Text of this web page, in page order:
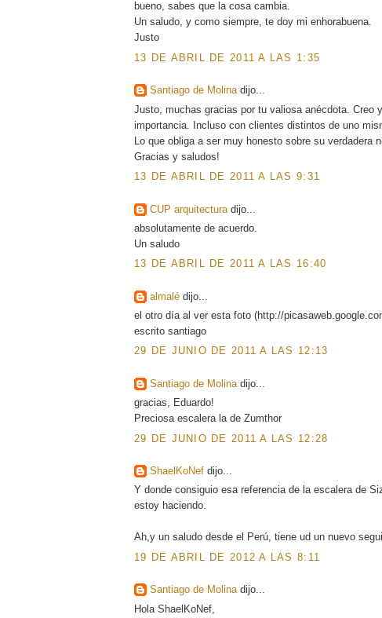
bueno, sabes que la cosa cambia.
Un saludo, y como siempre, te doy mi enhorabuena.
Justo
13 DE ABRIL DE 2011 A LAS 1:35
Santiago de Molinadijo...
Justo, muchas gracias por tu valiosa anécdota.
importancia. Incluso con clientes distintos de uno
Lo que obliga a ser muy honesto sobre su verdadera
Gracias y saludos!
13 DE ABRIL DE 2011 A LAS 9:31
CUP arquitecturadijo...
absolutamente de acuerdo.
Un saludo
13 DE ABRIL DE 2011 A LAS 16:40
almalédijo...
el otro día al ver esta foto (http://
escrito santiago
29 DE JUNIO DE 2011 A LAS 12:13
Santiago de Molinadijo...
gracias, Eduardo!
Preciosa escalera la de Zumthor
29 DE JUNIO DE 2011 A LAS 12:28
ShaelKoNefdijo...
Y donde consiguio esa referencia de la escalera de
estoy haciendo.
Ah,y un saludo desde el Perú, tiene ud un nuevo
19 DE ABRIL DE 2012 A LAS 8:11
Santiago de Molinadijo...
Hola ShaelKoNef,